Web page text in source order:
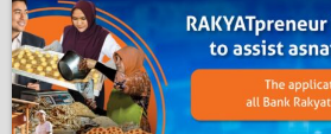
Pendidikan
Kerja Kosong Terkini